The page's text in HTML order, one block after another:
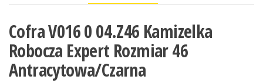
Cofra V016 0 04.Z46 Kamizelka
Robocza Expert Rozmiar 46
Antracytowa/Czarna